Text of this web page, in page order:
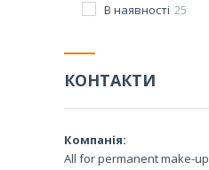
В наявності 25
КОНТАКТИ
All for permanent make-up